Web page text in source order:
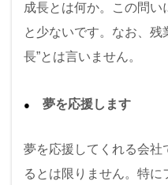
成長とは何か。この問
と少ないです。なお、残
長”とは言いません。
夢を応援します
夢を応援してくれる会社
るとは限りません。特に